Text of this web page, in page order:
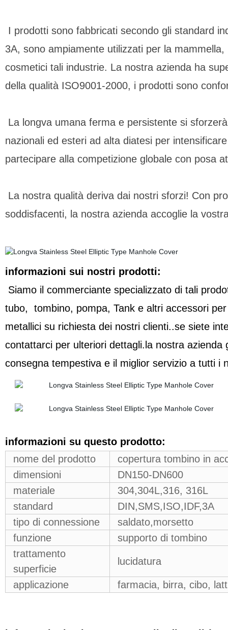
I prodotti sono fabbricati secondo gli standard
3A, sono ampiamente utilizzati per la
cosmetici tali industrie. La nostra azienda ha
della qualità ISO9001-2000, i prodotti sono
La longva umana ferma e persistente si
nazionali ed esteri ad alta diatesi per
partecipare alla competizione globale con posa
La nostra qualità deriva dai nostri sforzi! Con
soddisfacenti, la nostra azienda accoglie la
informazioni sui nostri prodotti:
Siamo il commerciante specializzato di tali
tubo,
tombino, pompa, Tank e altri accessori
metallici su richiesta dei nostri clienti..se siete
contattarci per ulteriori dettagli.la nostra
consegna tempestiva e il miglior servizio a tutti i
informazioni su questo prodotto:
nome del prodotto
copertura tombino in
dimensioni
DN150-DN600
materiale
304,304L,316, 316L
standard
DIN,SMS,ISO,IDF,3A
tipo di connessione
saldato,morsetto
funzione
supporto di tombino
trattamento
superficie
lucidatura
applicazione farmacia, birra, cibo,